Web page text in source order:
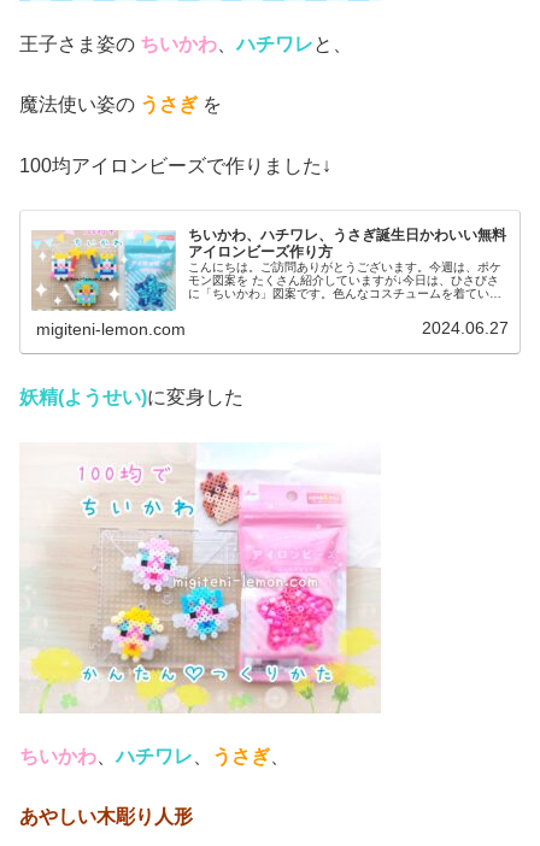
王子さま姿の ちいかわ 、ハチワレと、
魔法使い姿の うさぎ を
100均アイロンビーズで作りました↓
ちいかわ、ハチワレ、うさぎ誕生日かわいい無料
アイロンビーズ作り方
こんにちは。ご訪問ありがとうございます。今週は、ポケ
モン図案を たくさん紹介していますが↓今日は、ひさびさ
に「ちいかわ」図案です。色んなコスチュームを着ている
migiteni-lemon.com 2024.06.27
妖精(ようせい)に変身した
ちいかわ 、ハチワレ うさぎ
あやしい木彫り人形